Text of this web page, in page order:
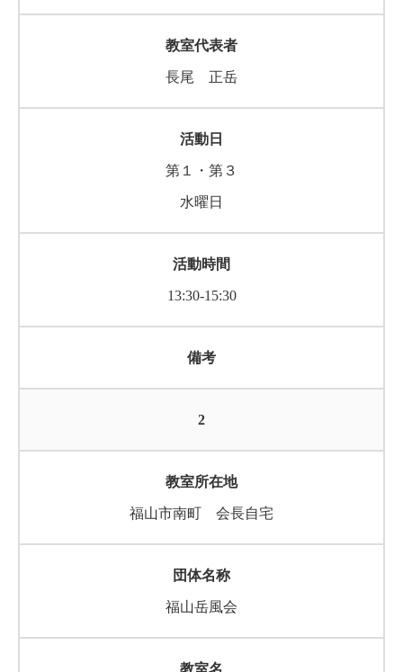
長尾 正岳
第１・第３
水曜日
13:30-15:30
2
福山市南町 会長自宅
福山岳風会